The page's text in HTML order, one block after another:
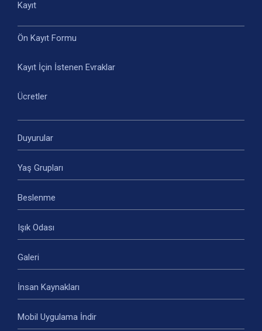
Kayıt
Ön Kayıt Formu
Kayıt İçin İstenen Evraklar
Ücretler
Duyurular
Yaş Grupları
Beslenme
Işık Odası
Galeri
İnsan Kaynakları
Mobil Uygulama İndir